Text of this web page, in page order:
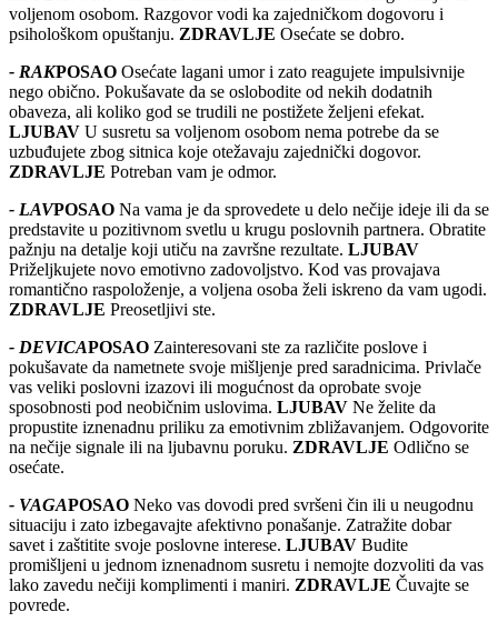
voljenom osobom. Razgovor vodi ka zajedničkom dogovoru i
psihološkom opuštanju. ZDRAVLJE Osećate se dobro.
- RAKPOSAO Osećate lagani umor i zato reagujete impulsivnije
nego obično. Pokušavate da se oslobodite od nekih dodatnih
obaveza, ali koliko god se trudili ne postižete željeni efekat.
LJUBAV U susretu sa voljenom osobom nema potrebe da se
uzbuđujete zbog sitnica koje otežavaju zajednički dogovor.
ZDRAVLJE Potreban vam je odmor.
- LAVPOSAO Na vama je da sprovedete u delo nečije ideje ili da se
predstavite u pozitivnom svetlu u krugu poslovnih partnera. Obratite
pažnju na detalje koji utiču na završne rezultate. LJUBAV
Priželjkujete novo emotivno zadovoljstvo. Kod vas provajava
romantično raspoloženje, a voljena osoba želi iskreno da vam ugodi.
ZDRAVLJE Preosetljivi ste.
- DEVICAPOSAO Zainteresovani ste za različite poslove i
pokušavate da nametnete svoje mišljenje pred saradnicima. Privlače
vas veliki poslovni izazovi ili mogućnost da oprobate svoje
sposobnosti pod neobičnim uslovima. LJUBAV Ne želite da
propustite iznenadnu priliku za emotivnim zbližavanjem. Odgovorite
na nečije signale ili na ljubavnu poruku. ZDRAVLJE Odlično se
osećate.
- VAGAPOSAO Neko vas dovodi pred svršeni čin ili u neugodnu
situaciju i zato izbegavajte afektivno ponašanje. Zatražite dobar
savet i zaštitite svoje poslovne interese. LJUBAV Budite
promišljeni u jednom iznenadnom susretu i nemojte dozvoliti da vas
lako zavedu nečiji komplimenti i maniri. ZDRAVLJE Čuvajte se
povrede.